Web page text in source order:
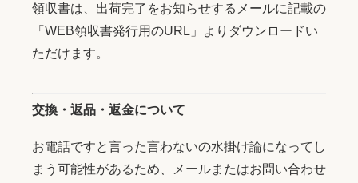
領収書は、出荷完了をお知らせするメールに記載の
「WEB領収書発行用のURL」よりダウンロードい
ただけます。
交換・返品・返金について
お電話ですと言った言わないの水掛け論になってし
まう可能性があるため、メールまたはお問い合わせ